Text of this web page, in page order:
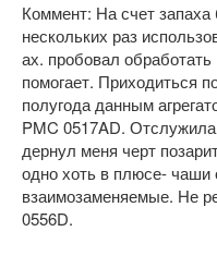
Коммент: На счет
нескольких раз
ах. пробовал
помогает. Приходиться
полугода данным
PMC 0517AD.
дернул меня черт
одно хоть в плюсе- чаши
взаимозаменяемые. Не
0556D.